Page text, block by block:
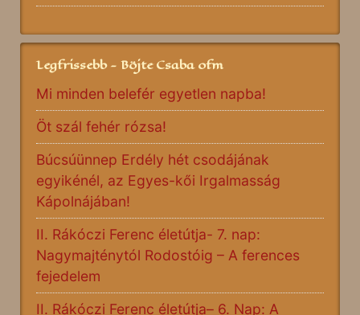
Legfrissebb - Böjte Csaba ofm
Mi minden belefér egyetlen napba!
Öt szál fehér rózsa!
Búcsúünnep Erdély hét csodájának
egyikénél, az Egyes-kői Irgalmasság
Kápolnájában!
II. Rákóczi Ferenc életútja- 7. nap:
Nagymajténytól Rodostóig – A ferences
fejedelem
II. Rákóczi Ferenc életútja– 6. Nap: A